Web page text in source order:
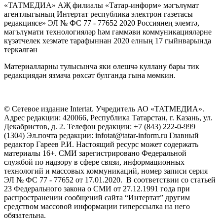
«ТАТМЕДИА» АҖ филиалы «Татар-информ» мәгълүмат
агентлыгының Интертат республика электрон газетасы
редакциясе» ЭЛ № ФС 77 - 77652 2020 Россиянең элемтә,
мәгълүмати технологияләр һәм гаммәви коммуникацияләрне
күзәтчелек хезмәте тарафыннан 2020 елның 17 гыйнварында
теркәлгән
Материалларны тулысынча яки өлешчә куллану бары тик
редакциядән язмача рөхсәт булганда гына мөмкин.
© Сетевое издание Intertat. Учредитель АО «ТАТМЕДИА».
Адрес редакции: 420066, Республика Татарстан, г. Казань, ул.
Декабристов, д. 2. Телефон редакции: +7 (843) 222-0-999
(1304) Эл.почта редакции: infotat@tatar-inform.ru Главный
редактор Гареев Р.И. Настоящий ресурс может содержать
материалы 16+. СМИ зарегистрировано Федеральной
службой по надзору в сфере связи, информационных
технологий и массовых коммуникаций, номер записи серия
ЭЛ № ФС 77 - 77652 от 17.01.2020. В соответствии со статьей
23 Федерального закона о СМИ от 27.12.1991 года при
распространении сообщений сайта “Интертат” другим
средством массовой информации гиперссылка на него
обязательна.